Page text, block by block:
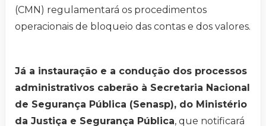
(CMN) regulamentará os procedimentos
operacionais de bloqueio das contas e dos valores.
Já a instauração e a condução dos processos
administrativos caberão à Secretaria Nacional
de Segurança Pública (Senasp), do Ministério
da Justiça e Segurança Pública, que notificará